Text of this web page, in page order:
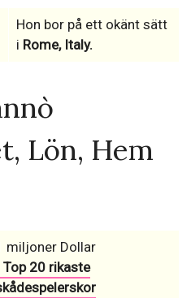
Hon bor på ett okänt sätt
i Rome, Italy.
Lön, Hem
miljoner Dollar
Top 20 rikaste